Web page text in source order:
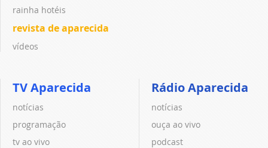
rainha hotéis
revista de aparecida
vídeos
TV Aparecida
notícias
programação
tv ao vivo
Rádio Aparecida
notícias
ouça ao vivo
podcast